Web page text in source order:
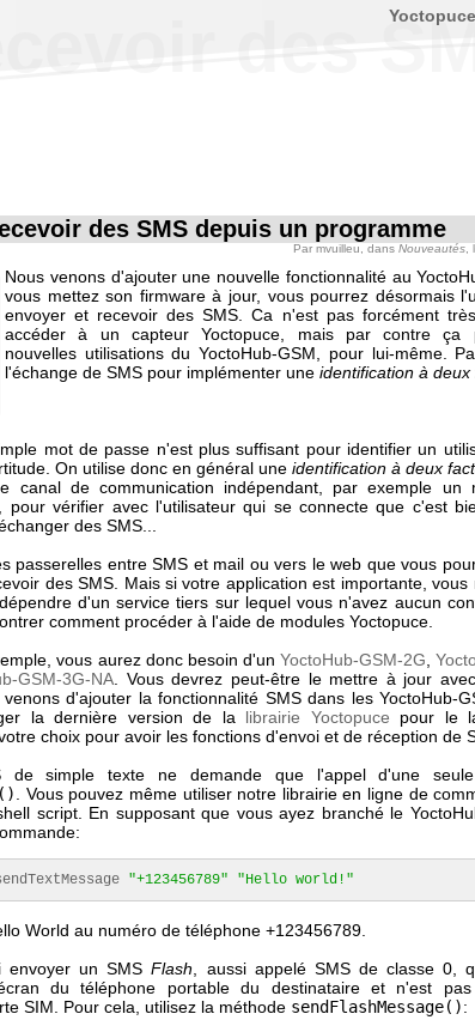
des
des SMS depuis un programme
Par mvuilleu , dans Nouveautés
Nous venons d'ajouter une nouvelle fonctionnalité au
vous mettez son firmware à jour, vous pourrez désormais
envoyer et recevoir des SMS. Ca n'est pas forcément
accéder à un capteur Yoctopuce, mais par contre ça
nouvelles utilisations du YoctoHub-GSM, pour lui-même.
l'échange de SMS pour implémenter une identification à deux
mot de passe n'est plus suffisant pour identifier un
On utilise donc en général une identification à deux
canal de communication indépendant, par exemple un
pour vérifier avec l'utilisateur qui se connecte que c'est
des SMS...
passerelles entre SMS et mail ou vers le web que vous
des SMS. Mais si votre application est importante, vous
d'un service tiers sur lequel vous n'avez aucun
comment procéder à l'aide de modules Yoctopuce.
vous aurez donc besoin d'un YoctoHub-GSM-2G ,
GSM-3G-NA . Vous devrez peut-être le mettre à jour
d'ajouter la fonctionnalité SMS dans les YoctoHub-
la dernière version de la librairie Yoctopuce pour le
choix pour avoir les fonctions d'envoi et de réception de
de simple texte ne demande que l'appel d'une seule
. Vous pouvez même utiliser notre librairie en ligne de
script. En supposant que vous ayez branché le
"+123456789" "Hello world!"
World au numéro de téléphone +123456789.
envoyer un SMSFlash , aussi appelé SMS de classe 0,
du téléphone portable du destinataire et n'est pas
SIM. Pour cela, utilisez la méthode sendFlashMessage():
Yoctopuce